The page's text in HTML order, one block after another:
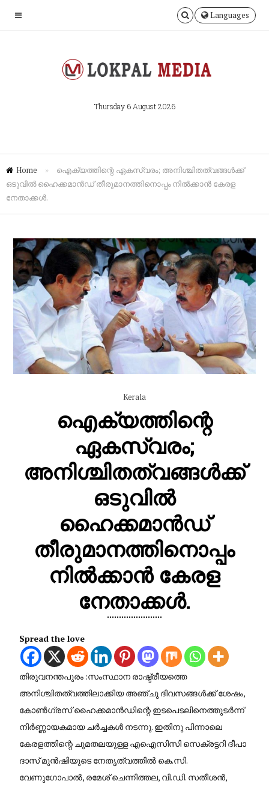
Languages
Thursday 6 August 2026
Home »
ഐക്യത്തിന്റെ ഏകസ്വരം; അനിശ്ചിതത്വങ്ങൾക്ക്‌
ഒടുവിൽ ഹൈക്കമാൻഡ് തീരുമാനത്തിനൊപ്പം നിൽക്കാൻ കേരള
നേതാക്കൾ.
Kerala
ഐക്യത്തിന്റെ
ഏകസ്വരം;
അനിശ്ചിതത്വങ്ങൾക്ക്‌
ഒടുവിൽ
ഹൈക്കമാൻഡ്
തീരുമാനത്തിനൊപ്പം
നിൽക്കാൻ കേരള
നേതാക്കൾ.
Spread the love
തിരുവനന്തപുരം :സംസ്ഥാന രാഷ്ട്രീയത്തെ
അനിശ്ചിതത്വത്തിലാക്കിയ അഞ്ചു ദിവസങ്ങൾക്ക് ശേഷം,
കോൺഗ്രസ് ഹൈക്കമാൻഡിന്റെ ഇടപെടലിനെത്തുടർന്ന്
നിർണ്ണായകമായ ചർച്ചകൾ നടന്നു. ഇതിനു പിന്നാലെ
കേരളത്തിന്റെ ചുമതലയുള്ള എഐസിസി സെക്രട്ടറി ദീപാ
ദാസ് മുൻഷിയുടെ നേതൃത്വത്തിൽ കെ.സി.
വേണുഗോപാൽ, രമേശ് ചെന്നിത്തല, വി.ഡി. സതീശൻ,